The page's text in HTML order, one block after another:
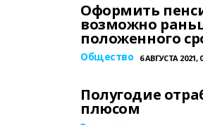
Оформить
возможно
положенного
Общество 6 АВГУСТА 2021,
Полугодие
плюсом